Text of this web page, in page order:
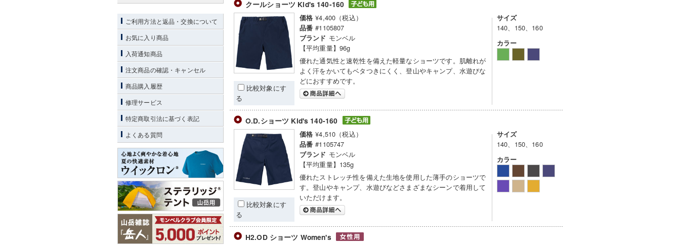
クールショーツ Kid's 140-160
比較対象にす
る
価格 ¥4,400（税込）
品番 #1105807
ブランド モンベル
【平均重量】96g
優れた通気性と速乾性を備えた軽量なショーツです。肌離れが
よく汗をかいてもベタつきにくく、登山やキャンプ、水遊びな
どにおすすめです。
サイズ
140、150、160
カラー
O.D.ショーツ Kid's 140-160
比較対象にす
る
価格 ¥4,510（税込）
品番 #1105747
ブランド モンベル
【平均重量】135g
優れたストレッチ性を備えた生地を使用した薄手のショーツで
す。登山やキャンプ、水遊びなどさまざまなシーンで着用して
いただけます。
サイズ
140、150、160
カラー
H2.OD ショーツ Women's
ご利用方法と返品・交換について
お気に入り商品
入荷通知商品
注文商品の確認・キャンセル
商品購入履歴
修理サービス
特定商取引法に基づく表記
よくある質問